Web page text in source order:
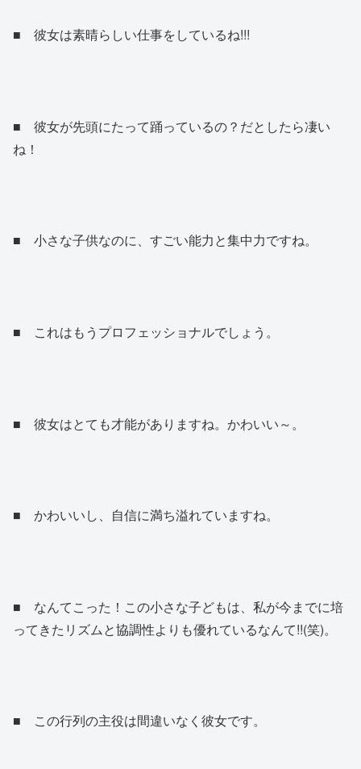
■ 彼女は素晴らしい仕事をしているね!!!
■ 彼女が先頭にたって踊っているの？だとしたら凄い
ね！
■ 小さな子供なのに、すごい能力と集中力ですね。
■ これはもうプロフェッショナルでしょう。
■ 彼女はとても才能がありますね。かわいい～。
■ かわいいし、自信に満ち溢れていますね。
■ なんてこった！この小さな子どもは、私が今までに培
ってきたリズムと協調性よりも優れているなんて!!(笑)。
■ この行列の主役は間違いなく彼女です。